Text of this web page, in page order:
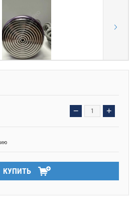
− +
КУПИТЬ